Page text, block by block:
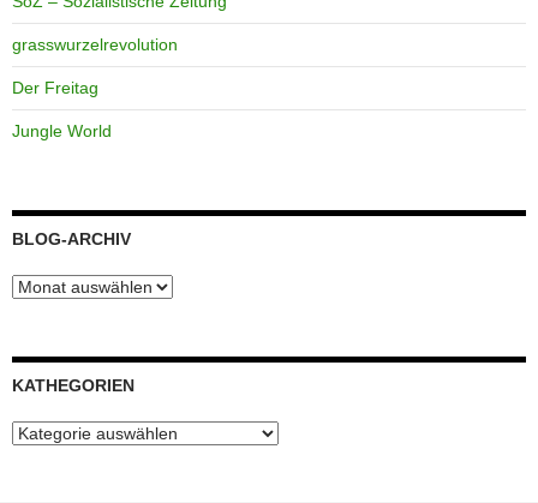
grasswurzelrevolution
Der Freitag
Jungle World
BLOG-ARCHIV
Blog-
KATHEGORIEN
Kathegorien